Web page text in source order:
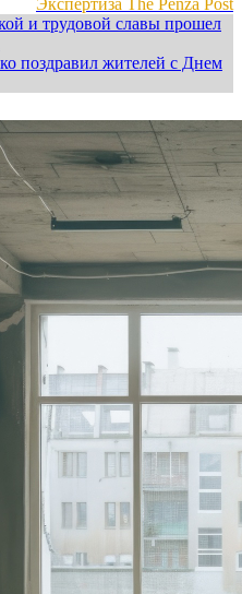
Экспертиза The Penza Post
и трудовой славы прошел
поздравил жителей с Днем